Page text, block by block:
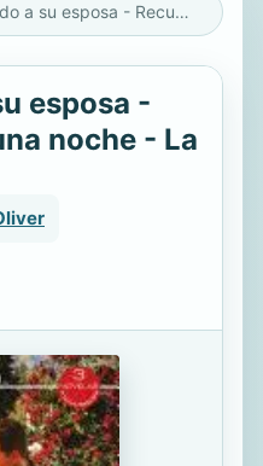
Seduciendo a su esposa - Recuerdos de una noche - La mayor fortuna
esposa -
noche - La